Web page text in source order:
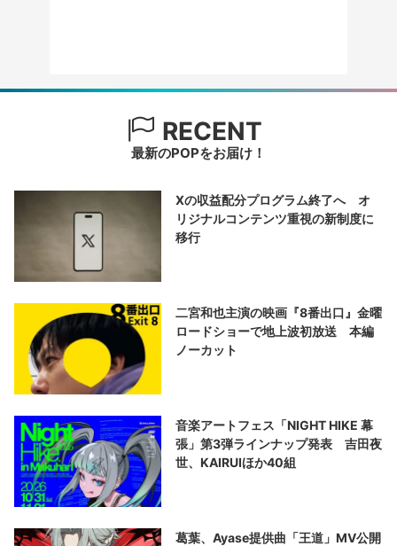
RECENT
最新のPOPをお届け！
Xの収益配分プログラム終了へ オ
リジナルコンテンツ重視の新制度に
移行
二宮和也主演の映画『8番出口』金曜
ロードショーで地上波初放送 本編
ノーカット
音楽アートフェス「NIGHT HIKE 幕
張」第3弾ラインナップ発表 吉田夜
世、KAIRUIほか40組
葛葉、Ayase提供曲「王道」MV公開